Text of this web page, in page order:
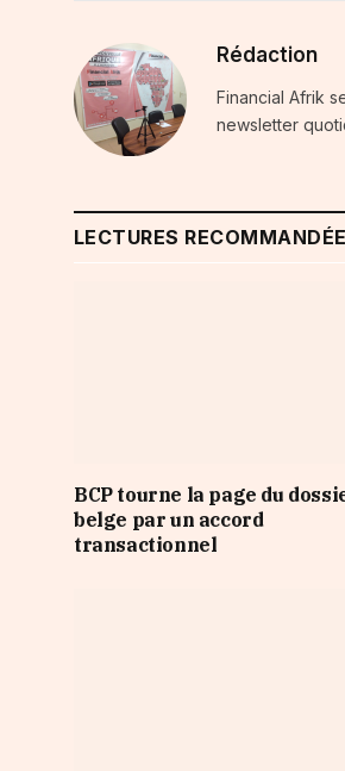
Rédaction
Financial Afrik
newsletter
LECTURES
BCP tourne la page du
belge par un accord
transactionnel